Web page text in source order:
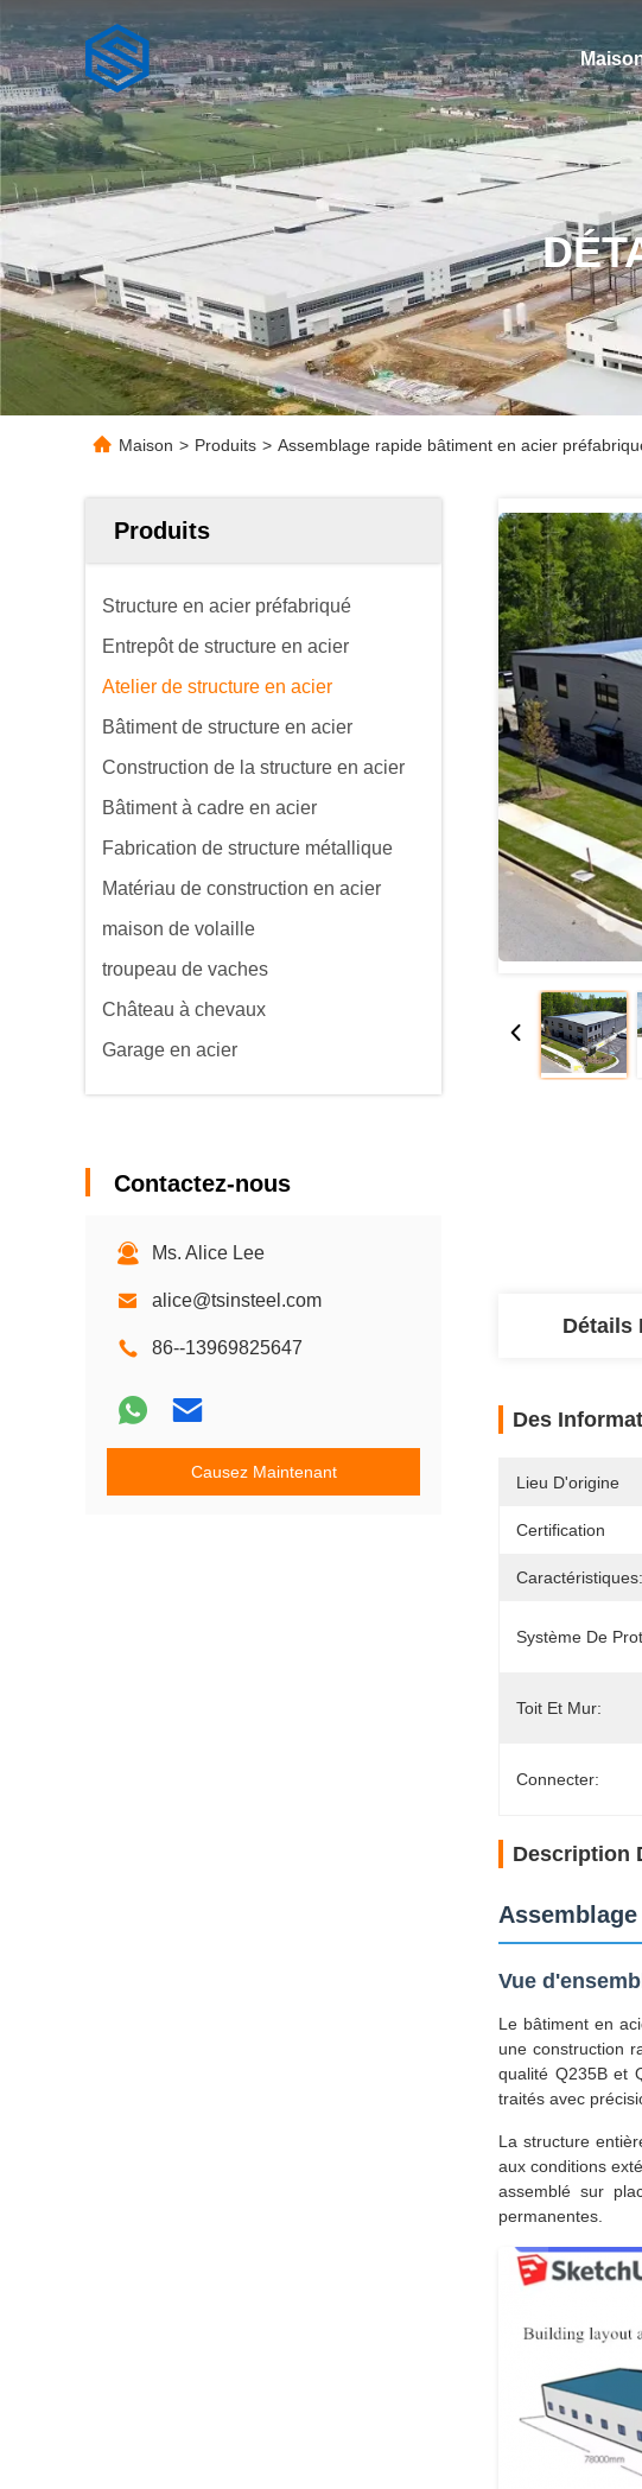
Maison > Produits > Assemblage rapide bâtiment en acier
Produits
Structure en acier préfabriqué
Entrepôt de structure en acier
Atelier de structure en acier
Bâtiment de structure en acier
Construction de la structure en acier
Bâtiment à cadre en acier
Fabrication de structure métallique
Matériau de construction en acier
maison de volaille
troupeau de vaches
Château à chevaux
Garage en acier
Contactez-nous
Ms. Alice Lee
alice@tsinsteel.com
86--13969825647
Causez Maintenant
Détails
Des
Lieu D'origine
Certification
Caractéristiques:
Système De
Toit Et Mur:
Connecter:
Description
Vue
Le bâtiment en
une construction
qualité Q235B et
traités avec
La structure
aux conditions
assemblé sur
permanentes.